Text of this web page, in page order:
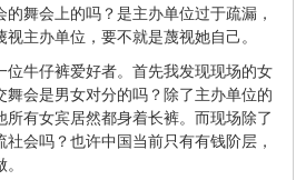
舞会上的吗？是主办单位过于疏漏，
主办单位，要不就是蔑视她自己。
牛仔裤爱好者。首先我发现现场的女
会是男女对分的吗？除了主办单位的
有女宾居然都身着长裤。而现场除了
会吗？也许中国当前只有有钱阶层，